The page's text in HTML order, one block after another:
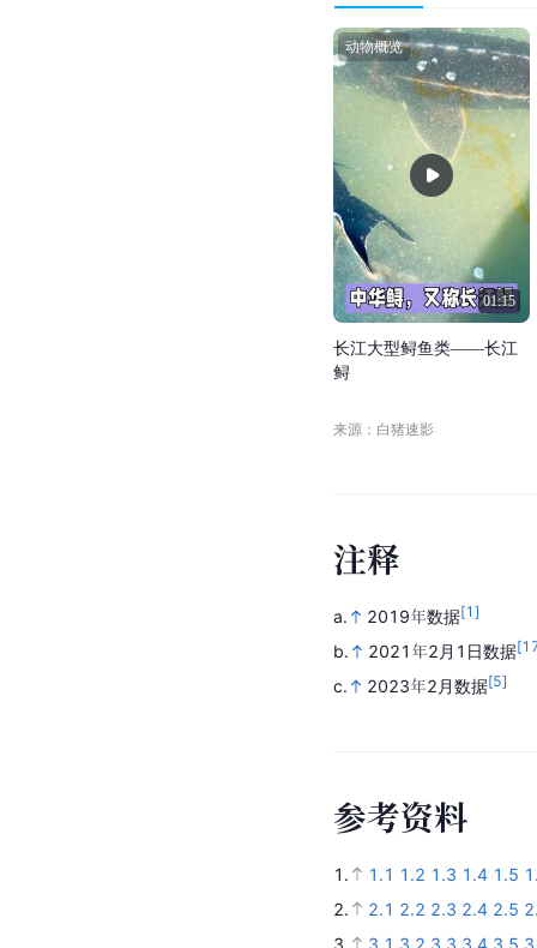
01:15
动物概览
长江大型鲟鱼类——长江
鲟
来源：白猪速影
注释
a. 2019年数据[1]
b. 2021年2月1日数据
c. 2023年2月数据[5]
参考资料
1. 1.1 1.2 1.3 1.4 1.5
2.
2.1 2.2 2.3 2.4 2.5